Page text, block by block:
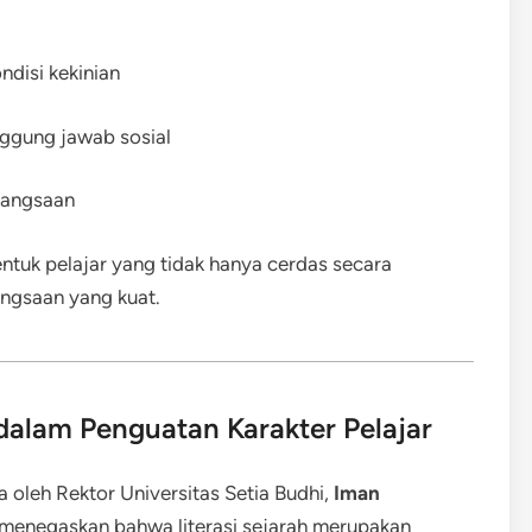
kekinian
jawab sosial
pelajar yang tidak hanya cerdas secara
yang kuat.
Penguatan Karakter Pelajar
oleh Rektor Universitas Setia Budhi, Iman
bahwa literasi sejarah merupakan